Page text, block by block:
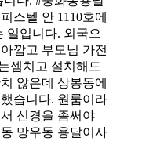
스텔 안 1110호에
일입니다. 외국으
깝고 부모님 가전
셈치고 설치해드
않은데 상봉동에
습니다. 원룸이라
신경을 좀써야
망우동 용달이사